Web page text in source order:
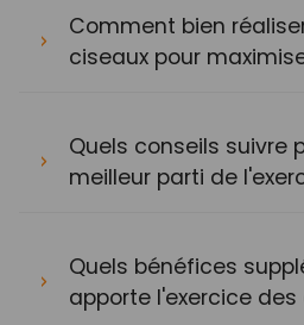
Comment bien
ciseaux pour
Quels conseils suivre
meilleur parti de
Quels bénéfices
apporte l'exercice des